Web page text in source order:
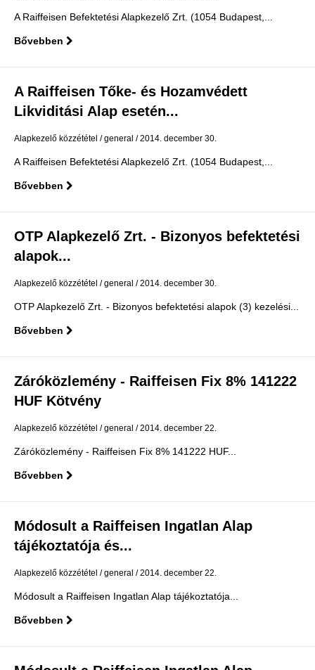
A Raiffeisen Befektetési Alapkezelő Zrt. (1054 Budapest,...
Bővebben
A Raiffeisen Tőke- és Hozamvédett
Likviditási Alap esetén...
Alapkezelő közzététel general 2014. december 30.
A Raiffeisen Befektetési Alapkezelő Zrt. (1054 Budapest,...
Bővebben
OTP Alapkezelő Zrt. - Bizonyos befektetési
alapok...
Alapkezelő közzététel general 2014. december 30.
OTP Alapkezelő Zrt. - Bizonyos befektetési alapok (3) kezelési...
Bővebben
Záróközlemény - Raiffeisen Fix 8% 141222
HUF Kötvény
Alapkezelő közzététel general 2014. december 22.
Záróközlemény - Raiffeisen Fix 8% 141222 HUF...
Bővebben
Módosult a Raiffeisen Ingatlan Alap
tájékoztatója és...
Alapkezelő közzététel general 2014. december 22.
Módosult a Raiffeisen Ingatlan Alap tájékoztatója...
Bővebben